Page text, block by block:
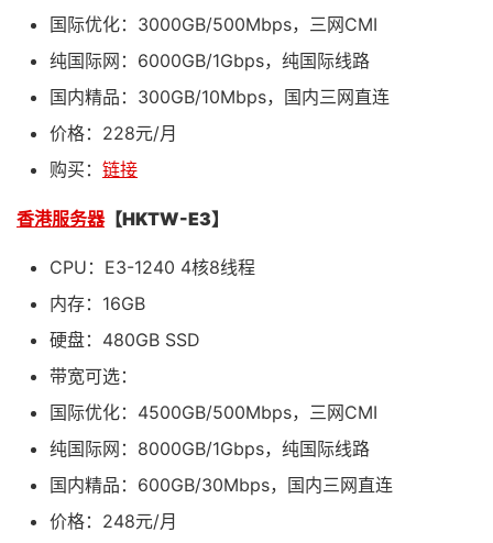
国际优化：3000GB/500Mbps，三网CMI
纯国际网：6000GB/1Gbps，纯国际线路
国内精品：300GB/10Mbps，国内三网直连
价格：228元/月
购买： 链接
香港服务器【HKTW-E3】
CPU：E3-1240 4核8线程
内存：16GB
硬盘：480GB SSD
带宽可选：
国际优化：4500GB/500Mbps，三网CMI
纯国际网：8000GB/1Gbps，纯国际线路
国内精品：600GB/30Mbps，国内三网直连
价格：248元/月